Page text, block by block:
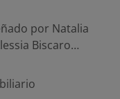
por Natalia
Biscaro…